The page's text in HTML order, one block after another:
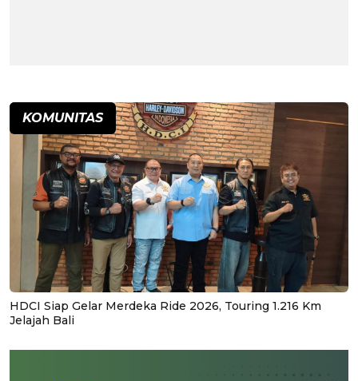
KOMUNITAS
HDCI Siap Gelar Merdeka Ride 2026, Touring 1.216 Km
Jelajah Bali